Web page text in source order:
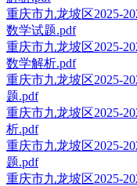
重庆市九龙坡区2025-
数学试题.pdf
重庆市九龙坡区2025-
数学解析.pdf
重庆市九龙坡区2025-
题.pdf
重庆市九龙坡区2025-
析.pdf
重庆市九龙坡区2025-
题.pdf
重庆市九龙坡区2025-